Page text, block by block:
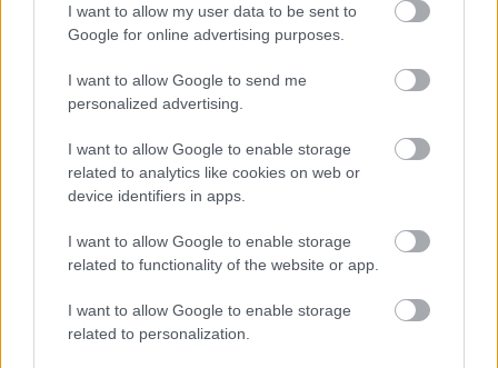
I want to allow my user data to be sent to
Google for online advertising purposes.
I want to allow Google to send me
personalized advertising.
I want to allow Google to enable storage
related to analytics like cookies on web or
device identifiers in apps.
I want to allow Google to enable storage
related to functionality of the website or app.
I want to allow Google to enable storage
related to personalization.
csavar a sztoriban
Durva vámokat vetett ki az orosz olajra
HÍREK 23 perce